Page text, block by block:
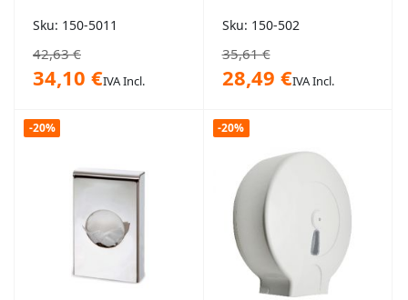
Sku: 150-5011
42,63 €
34,10 €IVA Incl.
Sku: 150-502
35,61 €
28,49 €IVA Incl.
-20% -20%